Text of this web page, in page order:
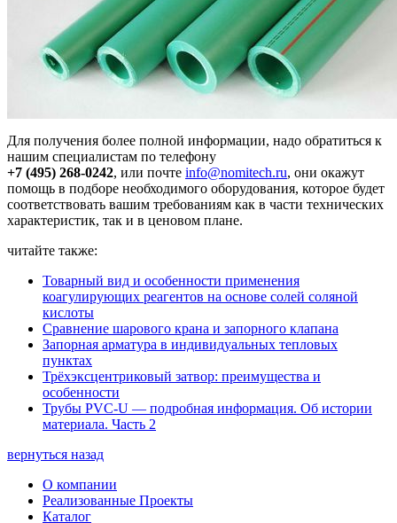
Для получения более полной информации, надо обратиться к
нашим специалистам по телефону
+7 (495) 268-0242, или почте info@nomitech.ru, они окажут
помощь в подборе необходимого оборудования, которое будет
соответствовать вашим требованиям как в части технических
характеристик, так и в ценовом плане.
читайте также:
Товарный вид и особенности применения
коагулирующих реагентов на основе солей соляной
кислоты
Сравнение шарового крана и запорного клапана
Запорная арматура в индивидуальных тепловых
пунктах
Трёхэксцентриковый затвор: преимущества и
особенности
Трубы PVC-U — подробная информация. Об истории
материала. Часть 2
вернуться назад
О компании
Реализованные Проекты
Каталог